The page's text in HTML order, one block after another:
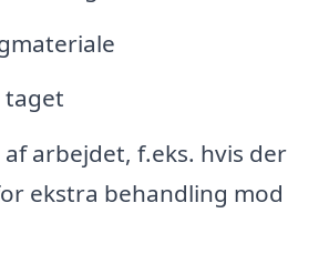
taget
arbejdet, f.eks. hvis der
ekstra behandling mod